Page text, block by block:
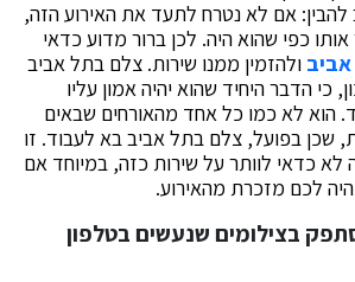
אם לא נטרח לתעד את האירוע הזה,
כפי שהוא היה. לכן ברור מדוע כדאי
ולהזמין ממנו שירות. צלם בתל אביב
כי הדבר היחיד שהוא יהיה אמון עליו
הוא לא כמו כל אחד מהאורחים שבאים
שכן בפועל, צלם בתל אביב בא לעבוד. זו
לא כדאי לוותר על שירות כזה, במיוחד אם
לכם מזכרת מהאירוע.
בצילומים שנעשים בטלפון